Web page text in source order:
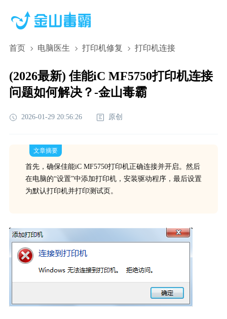
首页 电脑医生 打印机修复 打印机连接
(2026最新) 佳能iC MF5750打印机连接
问题如何解决？-金山毒霸
2026-01-29 20:56:26 原创
文章摘要
首先，确保佳能iC MF5750打印机正确连接并开启。然后
在电脑的“设置”中添加打印机，安装驱动程序，最后设置
为默认打印机并打印测试页。